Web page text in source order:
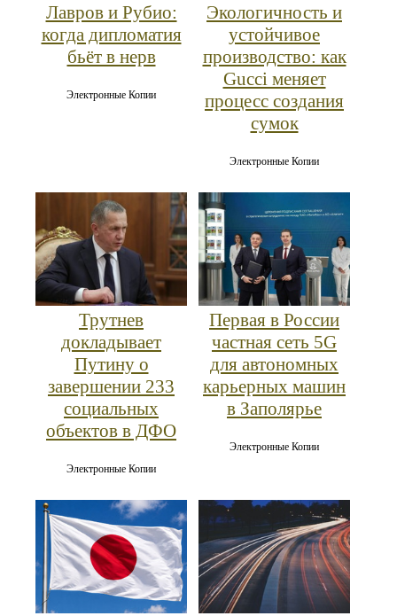
Лавров и Рубио:
когда дипломатия
бьёт в нерв
Электронные Копии
Экологичность и
устойчивое
производство: как
Gucci меняет
процесс создания
сумок
Электронные Копии
Трутнев
докладывает
Путину о
завершении 233
социальных
объектов в ДФО
Электронные Копии
Первая в России
частная сеть 5G
для автономных
карьерных машин
в Заполярье
Электронные Копии